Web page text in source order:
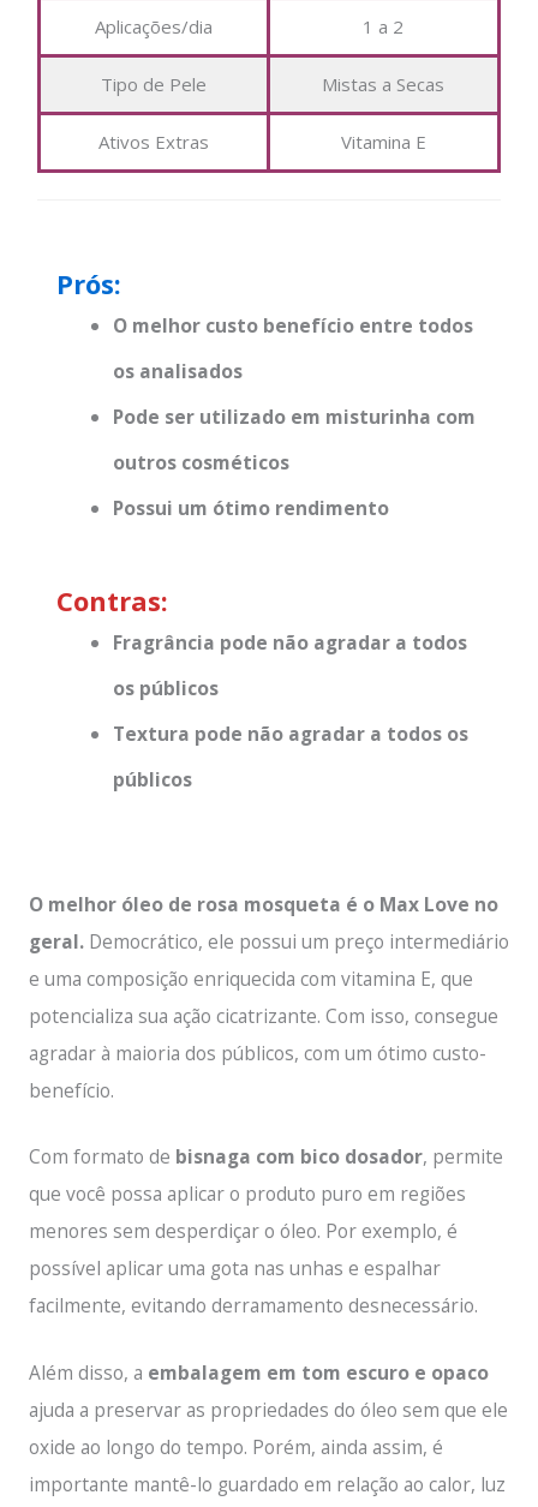
Aplicações/dia 1 a 2
Tipo de Pele Mistas a Secas
Ativos Extras Vitamina E
Prós:
O melhor custo benefício entre todos
os analisados
Pode ser utilizado em misturinha com
outros cosméticos
Possui um ótimo rendimento
Contras:
Fragrância pode não agradar a todos
os públicos
Textura pode não agradar a todos os
públicos
O melhor óleo de rosa mosqueta é o Max Love no
geral. Democrático, ele possui um preço intermediário
e uma composição enriquecida com vitamina E, que
potencializa sua ação cicatrizante. Com isso, consegue
agradar à maioria dos públicos, com um ótimo custo-
benefício.
Com formato de bisnaga com bico dosador, permite
que você possa aplicar o produto puro em regiões
menores sem desperdiçar o óleo. Por exemplo, é
possível aplicar uma gota nas unhas e espalhar
facilmente, evitando derramamento desnecessário.
Além disso, a embalagem em tom escuro e opaco
ajuda a preservar as propriedades do óleo sem que ele
oxide ao longo do tempo. Porém, ainda assim, é
importante mantê-lo guardado em relação ao calor, luz